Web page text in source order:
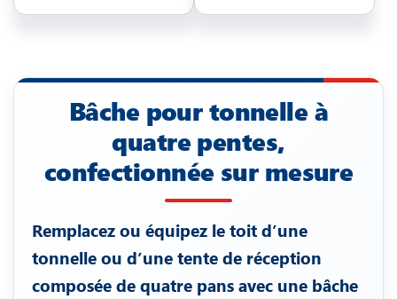
Bâche pour tonnelle à
quatre pentes,
confectionnée sur mesure
Remplacez ou équipez le toit d’une
tonnelle ou d’une tente de réception
composée de quatre pans avec une bâche